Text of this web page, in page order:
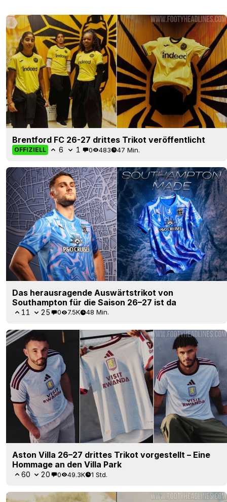
Brentford FC 26-27 drittes Trikot veröffentlicht
OFFIZIELL 6 1 0 483 47 Min.
Das herausragende Auswärtstrikot von
Southampton für die Saison 26–27 ist da
11 25 0 7.5K 48 Min.
Aston Villa 26–27 drittes Trikot vorgestellt – Eine
Hommage an den Villa Park
60 20 0 49.3K 1 Std.